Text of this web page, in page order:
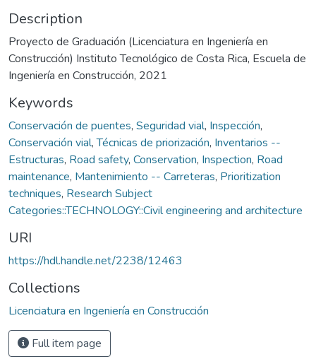
Description
Proyecto de Graduación (Licenciatura en Ingeniería en
Construcción) Instituto Tecnológico de Costa Rica, Escuela de
Ingeniería en Construcción, 2021
Keywords
Conservación de puentes, Seguridad vial, Inspección,
Conservación vial,Técnicas de priorización, Inventarios --
Estructuras, Road safety, Conservation, Inspection, Road
maintenance, Mantenimiento -- Carreteras, Prioritization
techniques, Research Subject
Categories::TECHNOLOGY::Civil engineering and architecture
URI
https://hdl.handle.net/2238/12463
Collections
Licenciatura en Ingeniería en Construcción
Full item page